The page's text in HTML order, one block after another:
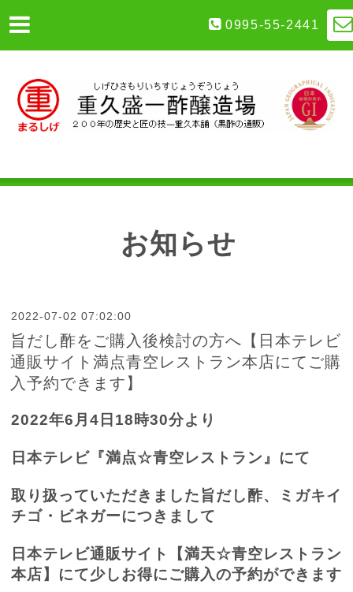
0995-55-2441
お知らせ
2022-07-02 07:02:00
旨だし酢をご購入後検討の方へ【日本テレビ
通販サイト満点青空レストラン本店にてご購
入予約できます】
2022年6月4 日 18時30分より
日本テレビ『満点☆青空レストラン』にて
取り扱っていただきました旨だし酢、ミガキイ
チゴ・ビネガーにつきまして
日本テレビ通販サイト【満天☆青空レストラン
本店】にて少しお得にご購入の予約ができます